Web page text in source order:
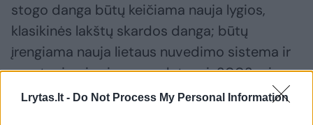
Lrytas.lt - Do Not Process My Personal Information
stogo danga būtų keičiama nauja lygios,
klasikinės lakštų skardos danga; būtų
įrengiama nauja lietaus nuvedimo sistema ir
montuojami sniego gaudytuvai; 2002-ais
metais rekonstrukcijos projektu